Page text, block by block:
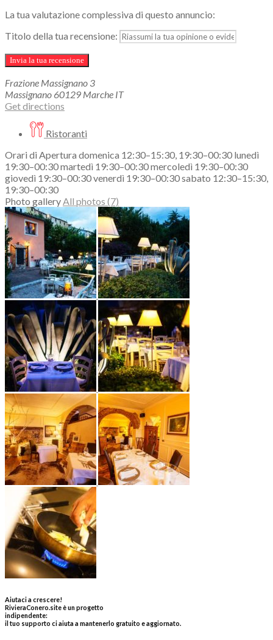
La tua valutazione complessiva di questo annuncio:
Titolo della tua recensione:
Frazione Massignano 3
Massignano 60129 Marche IT
Get directions
Ristoranti
Orari di Apertura domenica 12:30–15:30, 19:30–00:30 lunedì
19:30–00:30 martedì 19:30–00:30 mercoledì 19:30–00:30
giovedì 19:30–00:30 venerdì 19:30–00:30 sabato 12:30–15:30,
19:30–00:30
Photo galleryAll photos (7)
Aiutaci a crescere!
RivieraConero.site è un progetto
indipendente:
il tuo supporto ci aiuta a mantenerlo gratuito e aggiornato.